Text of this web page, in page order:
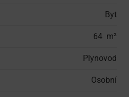
Byt
64
Plynovod
Osobní